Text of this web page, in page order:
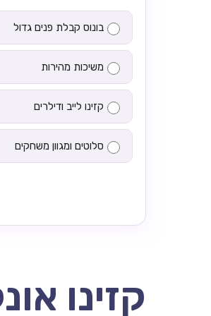
בונוס קבלת פנים גדול
משיכות מהירות
קזינו לייב ודילרים
סלוטים ומגוון משחקים
קזינו